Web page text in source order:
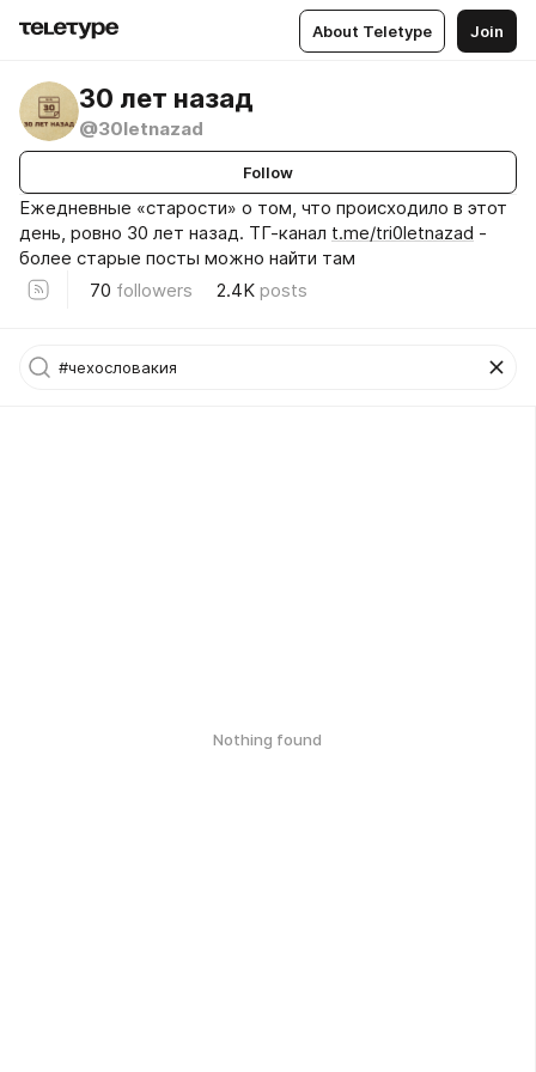
About Teletype Join
30 лет назад
@30letnazad
Follow
Ежедневные «старости» о том, что происходило в этот
день, ровно 30 лет назад. ТГ-канал t.me/tri0letnazad -
более старые посты можно найти там
70 followers 2.4K posts
Nothing found